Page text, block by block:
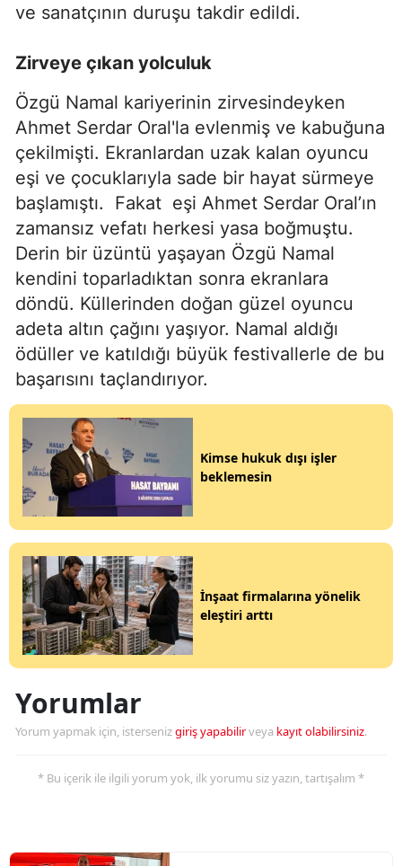
ve sanatçının duruşu takdir edildi.
Zirveye çıkan yolculuk
Özgü Namal kariyerinin zirvesindeyken
Ahmet Serdar Oral'la evlenmiş ve kabuğuna
çekilmişti. Ekranlardan uzak kalan oyuncu
eşi ve çocuklarıyla sade bir hayat sürmeye
başlamıştı.
Fakat eşi Ahmet Serdar Oral’ın
zamansız vefatı herkesi yasa boğmuştu.
Derin bir üzüntü yaşayan Özgü Namal
kendini toparladıktan sonra ekranlara
döndü. Küllerinden doğan güzel oyuncu
adeta altın çağını yaşıyor. Namal aldığı
ödüller ve katıldığı büyük festivallerle de bu
başarısını taçlandırıyor.
Kimse hukuk dışı işler
beklemesin
İnşaat firmalarına yönelik
eleştiri arttı
Yorumlar
Yorum yapmak için, istersenizgiriş yapabilirveya kayıt olabilirsiniz.
* Bu içerik ile ilgili yorum yok, ilk yorumu siz yazın, tartışalım *